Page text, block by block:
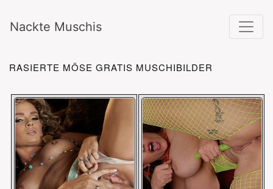
Nackte Muschis
RASIERTE MÖSE GRATIS MUSCHIBILDER